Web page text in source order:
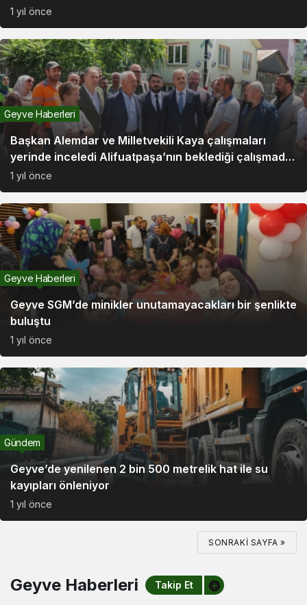
1 yıl önce
Başkan Alemdar ve Milletvekili Kaya çalışmaları
yerinde inceledi Alifuatpaşa’nın beklediği çalışmada
sona doğru
Geyve Haberleri
1 yıl önce
Geyve SGM’de minikler unutamayacakları bir şenlikte
buluştu
Geyve Haberleri
1 yıl önce
Geyve’de yenilenen 2 bin 500 metrelik hat ile su
kayıpları önleniyor
Gündem
1 yıl önce
SONRAKI SAYFA »
Geyve Haberleri Takip Et